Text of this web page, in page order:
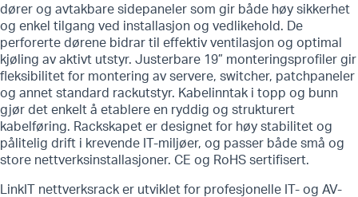
dører og avtakbare sidepaneler som gir både høy sikkerhet
og enkel tilgang ved installasjon og vedlikehold. De
perforerte dørene bidrar til effektiv ventilasjon og optimal
kjøling av aktivt utstyr. Justerbare 19” monteringsprofiler gir
fleksibilitet for montering av servere, switcher, patchpaneler
og annet standard rackutstyr. Kabelinntak i topp og bunn
gjør det enkelt å etablere en ryddig og strukturert
kabelføring. Rackskapet er designet for høy stabilitet og
pålitelig drift i krevende IT-miljøer, og passer både små og
store nettverksinstallasjoner. CE og RoHS sertifisert.
LinkIT nettverksrack er utviklet for profesjonelle IT- og AV-